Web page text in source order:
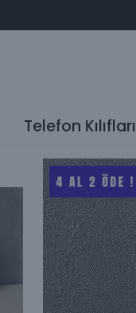
Telefon Kılıfları